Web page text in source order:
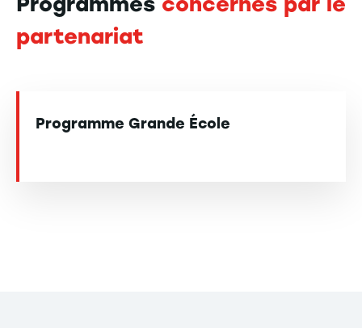
partenariat
Programme Grande École